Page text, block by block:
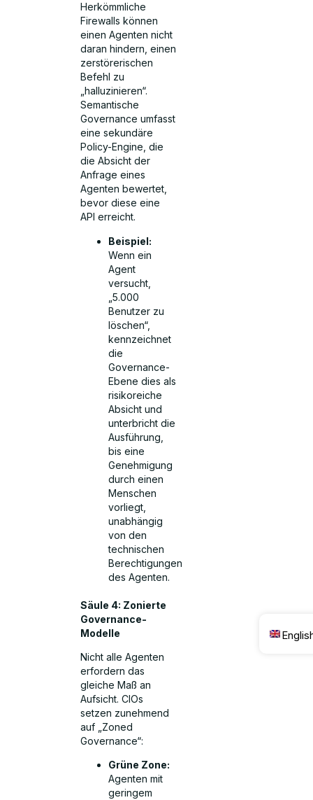
Herkömmliche
Firewalls können
einen Agenten nicht
daran hindern, einen
zerstörerischen
Befehl zu
„halluzinieren“.
Semantische
Governance umfasst
eine sekundäre
Policy-Engine, die
die Absicht der
Anfrage eines
Agenten bewertet,
bevor diese eine
API erreicht.
Beispiel:
Wenn ein
Agent
versucht,
„5.000
Benutzer zu
löschen“,
kennzeichnet
die
Governance-
Ebene dies als
risikoreiche
Absicht und
unterbricht die
Ausführung,
bis eine
Genehmigung
durch einen
Menschen
vorliegt,
unabhängig
von den
technischen
Berechtigungen
des Agenten.
Säule 4: Zonierte
Governance-
Modelle
Nicht alle Agenten
erfordern das
gleiche Maß an
Aufsicht. CIOs
setzen zunehmend
auf „Zoned
Governance“:
Grüne Zone:
Agenten mit
geringem